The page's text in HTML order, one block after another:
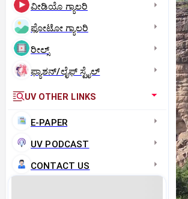
ವೀಡಿಯೊ ಗ್ಯಾಲರಿ
ಫೋಟೋ ಗ್ಯಾಲರಿ
ರೀಲ್ಸ್
ಫ್ಯಾಶನ್/ಲೈಫ್‌ ಸ್ಟೈಲ್
UV OTHER LINKS
E-PAPER
UV PODCAST
CONTACT US